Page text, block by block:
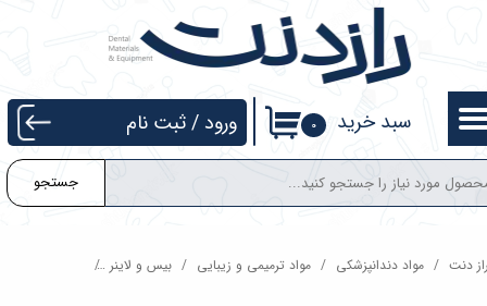
جستجو
۰ سبد خرید ورود /ثبت نام
حساب کاربری من
تغییر گذر واژه
سفارشات
خروج از حساب کاربری
دنت مواد دندانپزشکی مواد ترمیمی و زیبایی بیس و لاینر